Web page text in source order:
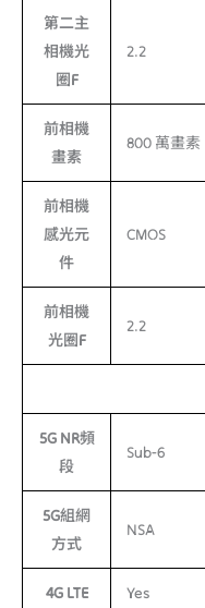
第二主
相機光
圈F
2.2
前相機
畫素
800 萬畫素
前相機
感光元
件
CMOS
前相機
光圈F
2.2
5G NR頻
段
Sub-6
5G組網
方式
NSA
4G LTE Yes